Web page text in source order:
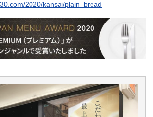
2020/kansai/plain_bread